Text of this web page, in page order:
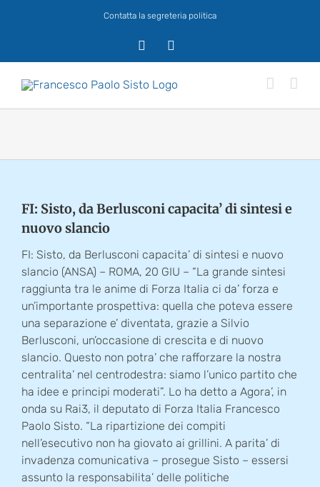
Contatta la segreteria politica
FI: Sisto, da Berlusconi capacita’ di sintesi e
nuovo slancio
FI: Sisto, da Berlusconi capacita’ di sintesi e nuovo
slancio (ANSA) – ROMA, 20 GIU – “La grande sintesi
raggiunta tra le anime di Forza Italia ci da’ forza e
un’importante prospettiva: quella che poteva essere
una separazione e’ diventata, grazie a Silvio
Berlusconi, un’occasione di crescita e di nuovo
slancio. Questo non potra’ che rafforzare la nostra
centralita’ nel centrodestra: siamo l’unico partito che
ha idee e principi moderati”. Lo ha detto a Agora’, in
onda su Rai3, il deputato di Forza Italia Francesco
Paolo Sisto. “La ripartizione dei compiti
nell’esecutivo non ha giovato ai grillini. A parita’ di
invadenza comunicativa – prosegue Sisto – essersi
assunto la responsabilita’ delle politiche